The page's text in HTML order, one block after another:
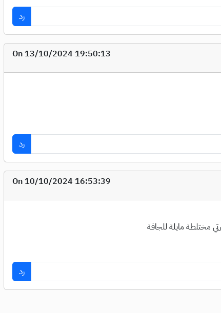
رد
On 13/10/2024 19:50:13
رد
On 10/10/2024 16:53:39
مختلطة مايلة للجافة
رد